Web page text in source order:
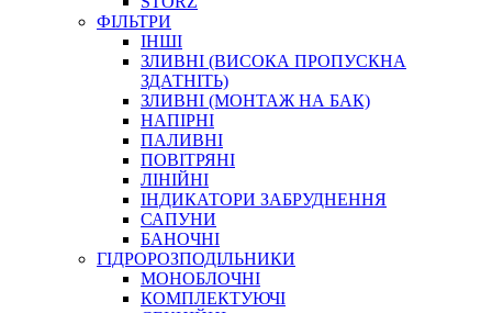
САДОВИЙ ІНВЕНТАР
ЕЛЕКТРИЧНІ ПРИЛАДИ
ПАЛЬНИКИ, ПАЯЛЬНИКИ, ПАЯЛЬНІ ЛАМПИ
ІНСТРУМЕНТИ ДЛЯ ЕЛЕКТРИКА
ЕЛЕКТРОІНСТРУМЕНТИ
ЗАМКИ І КОМПЛЕКТУЮЧІ
ІНСТРУМЕНТИ ДЛЯ ЗВАРЮВАННЯ, АКСЕСУАРИ
ФІЛЬТРИ
ІНШІ
ЗЛИВНІ (ВИСОКА ПРОПУСКНА
ЗДАТНІТЬ)
ЗЛИВНІ (МОНТАЖ НА БАК)
НАПІРНІ
ПАЛИВНІ
ПОВІТРЯНІ
ЛІНІЙНІ
ІНДИКАТОРИ ЗАБРУДНЕННЯ
САПУНИ
БАНОЧНІ
ГІДРОРОЗПОДІЛЬНИКИ
МОНОБЛОЧНІ
КОМПЛЕКТУЮЧІ